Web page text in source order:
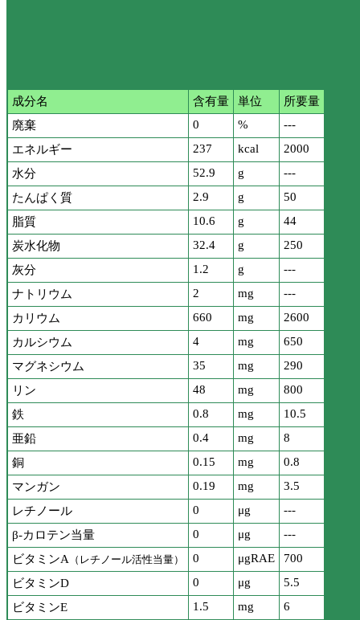
成分名 含有量 単位
所要量
廃棄
0 %
---
エネルギー
237 kcal
2000
水分
52.9 g
---
たんぱく質
2.9 g
50
脂質
10.6 g
44
炭水化物
32.4 g
250
灰分
1.2 g
---
ナトリウム
2 mg
---
カリウム
660 mg
2600
カルシウム
4 mg
650
マグネシウム
35 mg
290
リン
48 mg
800
鉄
0.8 mg
10.5
亜鉛
0.4 mg
8
銅
0.15 mg
0.8
マンガン
0.19 mg
3.5
レチノール
0 μg
---
β-カロテン当量
0 μg
---
ビタミンA （レチノール活性当量） 0 μgRAE
700
ビタミンD
0 μg
5.5
ビタミンE
1.5 mg
6